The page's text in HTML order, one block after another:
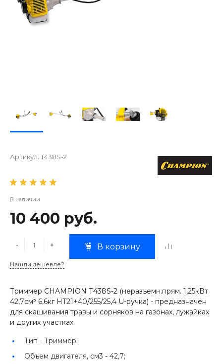
Артикул: Т438S-2
В наличии
10 400 руб.
- + В корзину
Нашли дешевле?
Триммер CHAMPION Т438S-2 (неразъемн.прям. 1,25кВт
42,7см³ 6,6кг HT21+40/255/25,4 U-ручка) - предназначен
для скашивания травы и сорняков на газонах, лужайках
и других участках.
Тип - Триммер;
Объем двигателя, см3 - 42,7;